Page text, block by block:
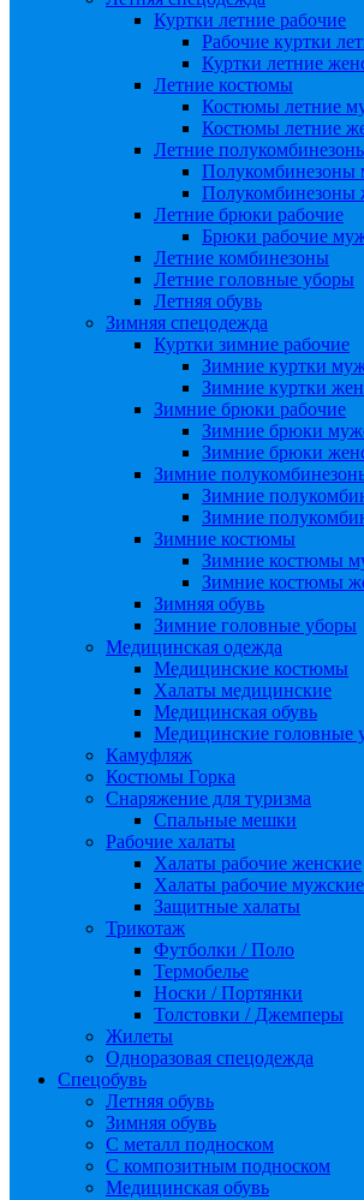
Куртки летние рабочие
Рабочие куртки
Куртки летние
Летние костюмы
Костюмы летние
Костюмы летние
Летние
Полукомбинезоны
Полукомбинезоны
Летние брюки рабочие
Брюки рабочие
Летние комбинезоны
Летние головные уборы
Летняя обувь
Зимняя спецодежда
Куртки зимние рабочие
Зимние куртки
Зимние куртки
Зимние брюки рабочие
Зимние брюки
Зимние брюки
Зимние
Зимние
Зимние
Зимние костюмы
Зимние костюмы
Зимние костюмы
Зимняя обувь
Зимние головные уборы
Медицинская одежда
Медицинские костюмы
Халаты медицинские
Медицинская обувь
Медицинские головные
Камуфляж
Костюмы Горка
Снаряжение для туризма
Спальные мешки
Рабочие халаты
Халаты рабочие женские
Халаты рабочие мужские
Защитные халаты
Трикотаж
Футболки / Поло
Термобелье
Носки / Портянки
Толстовки / Джемперы
Жилеты
Одноразовая спецодежда
Спецобувь
Летняя обувь
Зимняя обувь
С металл подноском
С композитным подноском
Медицинская обувь